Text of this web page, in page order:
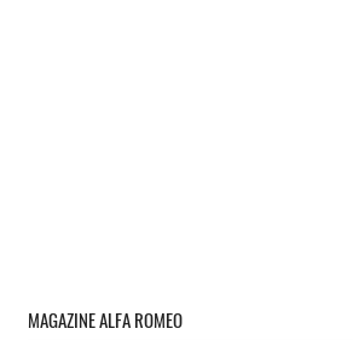
MAGAZINE ALFA ROMEO